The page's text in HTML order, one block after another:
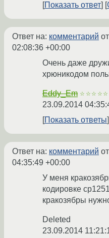
Показать ответ
Ответ на: комментарий
02:08:36 +00:00
Очень даже
хрюникодом
Eddy_Em ☆☆☆☆☆
23.09.2014
Показать ответы
Ответ на: комментарий
04:35:49 +00:00
У меня
кодировке
кракозябры
Deleted
23.09.2014